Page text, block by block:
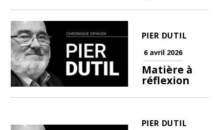
PIER DUTIL
6 avril 2026
Matière à
réflexion
PIER DUTIL